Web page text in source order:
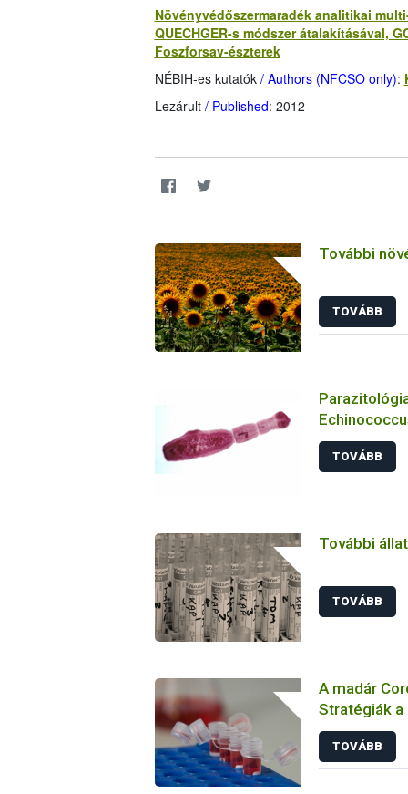
Növényvédőszermaradék analitikai
QUECHGER-s módszer átalakításával,
Foszforsav-észterek
NÉBIH-es kutatók / Authors (NFCSO only):
Lezárult / Published: 2012
További
TOVÁBB
TOVÁBB
További
TOVÁBB
A madár
Stratégiák a
TOVÁBB